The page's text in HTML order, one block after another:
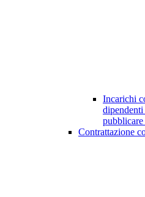
Incarichi
Contrattazione